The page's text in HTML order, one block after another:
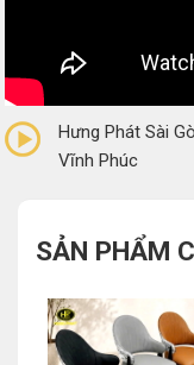
(0 Reviews)
Hưng Phát Sài
Vĩnh Phúc
SẢN PHẨM